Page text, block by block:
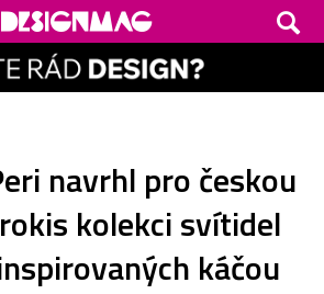
navrhl pro českou
kolekci svítidel
káčou